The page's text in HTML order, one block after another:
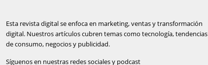
Esta revista digital se enfoca en marketing, ventas y transformación
digital. Nuestros artículos cubren temas como tecnología, tendencias
de consumo, negocios y publicidad.
Síguenos en nuestras redes sociales y podcast